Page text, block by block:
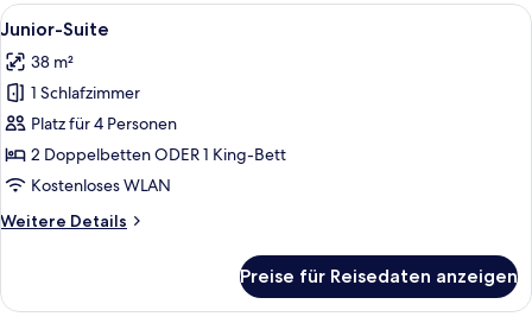
Alle
Fotos
für
Junior-
Suite
anzeigen
Ein Hotelzimmer mit einem großen
9
Junior-Suite
38 m²
1 Schlafzimmer
Platz für 4 Personen
2 Doppelbetten ODER 1 King-Bett
Kostenloses WLAN
Weitere Details
Weitere
Suite
Preise für Reisedaten anzeigen